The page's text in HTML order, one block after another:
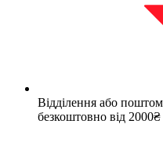
Відділення або
безкоштовно від 2000₴